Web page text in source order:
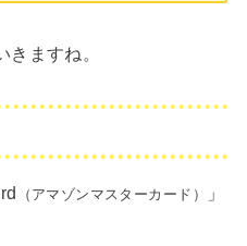
ますね。
（アマゾンマスターカード）
」